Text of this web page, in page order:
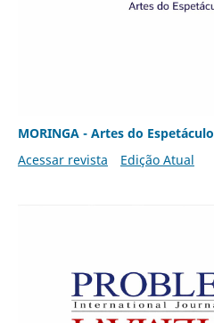
MORINGA - Artes do Espetáculo
Acessar revista
Edição Atual